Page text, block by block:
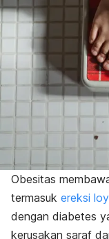
Obesitas
termasuk ereksi
dengan diabetes
kerusakan saraf